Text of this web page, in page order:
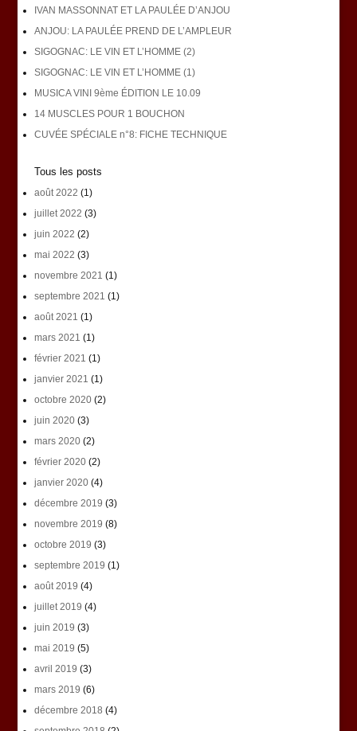
IVAN MASSONNAT ET LA PAULÉE D’ANJOU
ANJOU: LA PAULÉE PREND DE L’AMPLEUR
SIGOGNAC: LE VIN ET L’HOMME (2)
SIGOGNAC: LE VIN ET L’HOMME (1)
MUSICA VINI 9ème ÉDITION LE 10.09
14 MUSCLES POUR 1 BOUCHON
CUVÉE SPÉCIALE n°8: FICHE TECHNIQUE
Tous les posts
août 2022 (1)
juillet 2022 (3)
juin 2022 (2)
mai 2022 (3)
novembre 2021 (1)
septembre 2021 (1)
août 2021 (1)
mars 2021 (1)
février 2021 (1)
janvier 2021 (1)
octobre 2020(2)
juin 2020(3)
mars 2020(2)
février 2020(2)
janvier 2020(4)
décembre 2019 (3)
novembre 2019 (8)
octobre 2019 (3)
septembre 2019 (1)
août 2019 (4)
juillet 2019 (4)
juin 2019 (3)
mai 2019 (5)
avril 2019 (3)
mars 2019 (6)
décembre 2018 (4)